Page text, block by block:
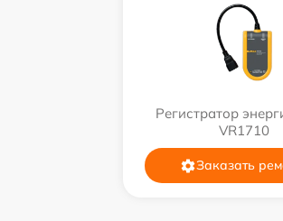
Регистратор
VR1710
Заказать